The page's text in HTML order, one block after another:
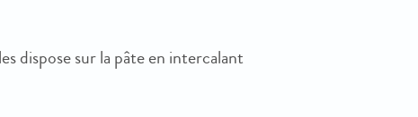
dispose sur la pâte en intercalant